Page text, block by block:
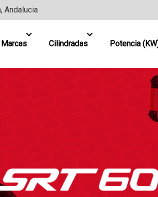
Andalucia
Marcas Cilindradas Potencia